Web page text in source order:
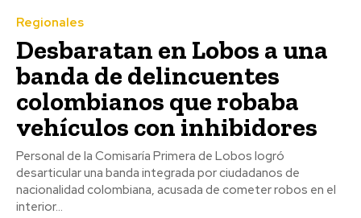
Regionales
Desbaratan en Lobos a una
banda de delincuentes
colombianos que robaba
vehículos con inhibidores
Personal de la Comisaría Primera de Lobos logró
desarticular una banda integrada por ciudadanos de
nacionalidad colombiana, acusada de cometer robos en el
interior...